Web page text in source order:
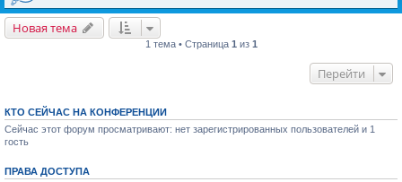
Новая тема
1 тема • Страница 1 из 1
Перейти
КТО СЕЙЧАС НА КОНФЕРЕНЦИИ
Сейчас этот форум просматривают: нет зарегистрированных пользователей и 1
гость
ПРАВА ДОСТУПА